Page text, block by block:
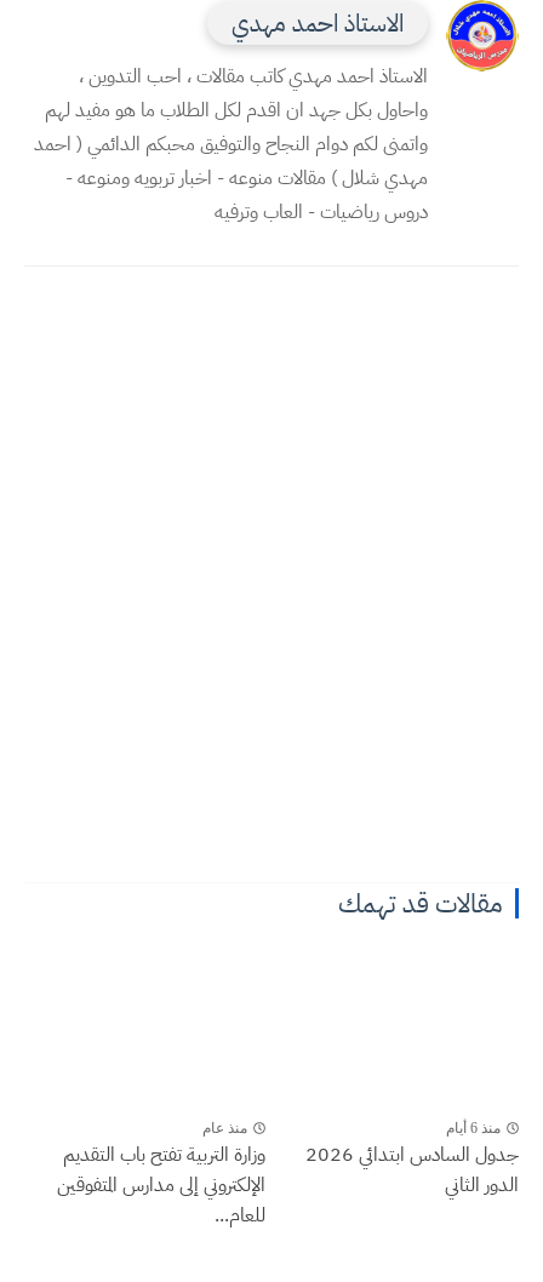
الاستاذ احمد مهدي
الاستاذ احمد مهدي كاتب مقالات ، احب التدوين ،
واحاول بكل جهد ان اقدم لكل الطلاب ما هو مفيد لهم
واتمنى لكم دوام النجاح والتوفيق محبكم الدائمي ( احمد
مهدي شلال ) مقالات منوعه - اخبار تربويه ومنوعه -
دروس رياضيات - العاب وترفيه
مقالات قد تهمك
منذ 6 أيام
جدول السادس ابتدائي 2026
الدور الثاني
منذ عام
وزارة التربية تفتح باب التقديم
الإلكتروني إلى مدارس المتفوقين
للعام...